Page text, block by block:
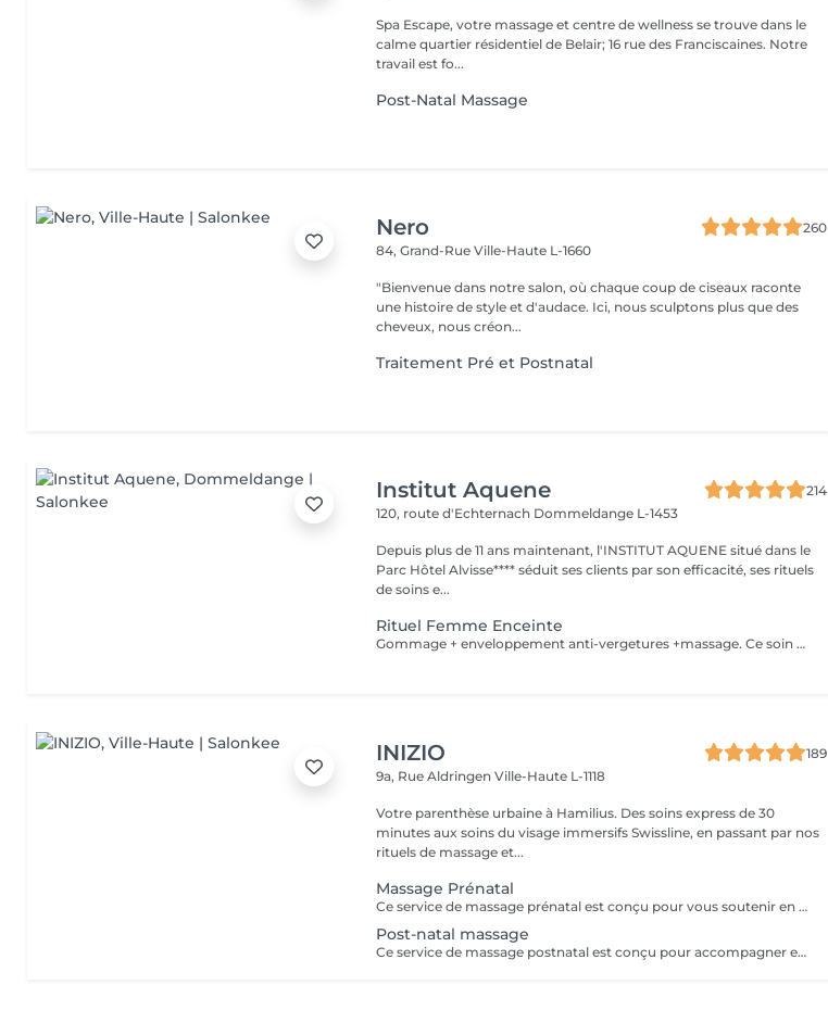
Spa Escape, votre massage et centre de wellness se trouve dans le
calme quartier résidentiel de Belair; 16 rue des Franciscaines. Notre
travail est fo...
Post-Natal Massage
Nero
260
84, Grand-RueVille-Haute L-1660
"Bienvenue dans notre salon, où chaque coup de ciseaux raconte
une histoire de style et d'audace. Ici, nous sculptons plus que des
cheveux, nous créon...
Traitement Pré et Postnatal
Institut Aquene
214
120, route d'Echternach Dommeldange L-1453
Depuis plus de 11 ans maintenant, l'INSTITUT AQUENE situé dans le
Parc Hôtel Alvisse**** séduit ses clients par son efficacité, ses rituels
de soins e...
Rituel Femme Enceinte
Gommage + enveloppement anti-vergetures +massage. Ce soin sophistiqué utilise des ingrédients naturels aux propriétés antioxydantes qui permettent de stimuler la circulation veineuse et lymphatique, il permet de savourer en toute confiance un moment de relaxation et de bien-être absolu entre la maman et le futur bébé.
INIZIO
189
9a, Rue AldringenVille-Haute L-1118
Votre parenthèse urbaine à Hamilius. Des soins express de 30
minutes aux soins du visage immersifs Swissline, en passant par nos
rituels de massage et...
Massage Prénatal
Ce service de massage prénatal est conçu pour vous soutenir en douceur tout au long de la grossesse grâce à des techniques sûres et spécialisées qui soulagent les tensions du dos, des hanches et des jambes, tout en apaisant votre système nerveux. Chaque séance vise à améliorer la circulation, à réduire l'enflure et à favoriser une relaxation profonde afin que vous puissiez mieux dormir et vous sentir plus à l'aise à mesure que votre corps évolue. En utilisant des positions et des coussins adaptés, le massage vous maintient, ainsi que votre bébé, bien soutenus et offre une pause apaisante face au stress quotidien et aux inconforts liés à la grossesse. Principaux avantages : Réduction du stress, de l'anxiété et de la tension musculaire. Aide à soulager les douleurs courantes de la grossesse, telles que les maux de dos, l'inconfort des hanches et les crampes aux jambes. Amélioration de la circulation et du drainage lymphatique. Favorisation d'un meilleur sommeil.
Post-natal massage
Ce service de massage postnatal est conçu pour accompagner en douceur votre corps dans les semaines et les mois qui suivent l'accouchement, grâce à des techniques douces et adaptées qui favorisent votre récupération physique et mentale. Il aide à relâcher les tensions du dos, des épaules, des hanches, du plancher pelvien et des seins, tout en apaisant le système nerveux pour réduire le stress, la fatigue et la sensibilité émotionnelle liées à la nouvelle parentalité. Le massage vise également à améliorer la circulation et le drainage lymphatique, à soutenir la cicatrisation des tissus (y compris après une césarienne) et à favoriser un sommeil plus profond et plus réparateur, tout en vous offrant une pause apaisante et ressourçante pour vous reconnecter à vousmême. Principaux bienfaits : Soutient la récupération physique en soulageant les tensions du dos, des hanches, du plancher pelvien et des seins après l'accouchement. Aide à réduire le stress, la fatigue et la sensibilité émotionnelle liés à la nouvelle parentalité. Améliore la circulation et le drainage lymphatique, ce qui peut favoriser la cicatrisation et réduire les gonflements. Favorise un sommeil plus profond et plus réparateur et crée une pause apaisante de temps pour soi dans votre routine bien remplie de jeune parent.